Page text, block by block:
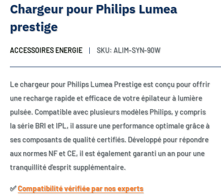
Chargeur pour Philips Lumea
prestige
ACCESSOIRES ENERGIE SKU: ALIM-SYN-90W
Le chargeur pour Philips Lumea Prestige est conçu pour offrir
une recharge rapide et efficace de votre épilateur à lumière
pulsée. Compatible avec plusieurs modèles Philips, y compris
la série BRI et IPL, il assure une performance optimale grâce à
ses composants de qualité certifiés. Développé pour répondre
aux normes NF et CE, il est également garanti un an pour une
tranquillité d'esprit supplémentaire.
✅​Compatibilité vérifiée par nos experts